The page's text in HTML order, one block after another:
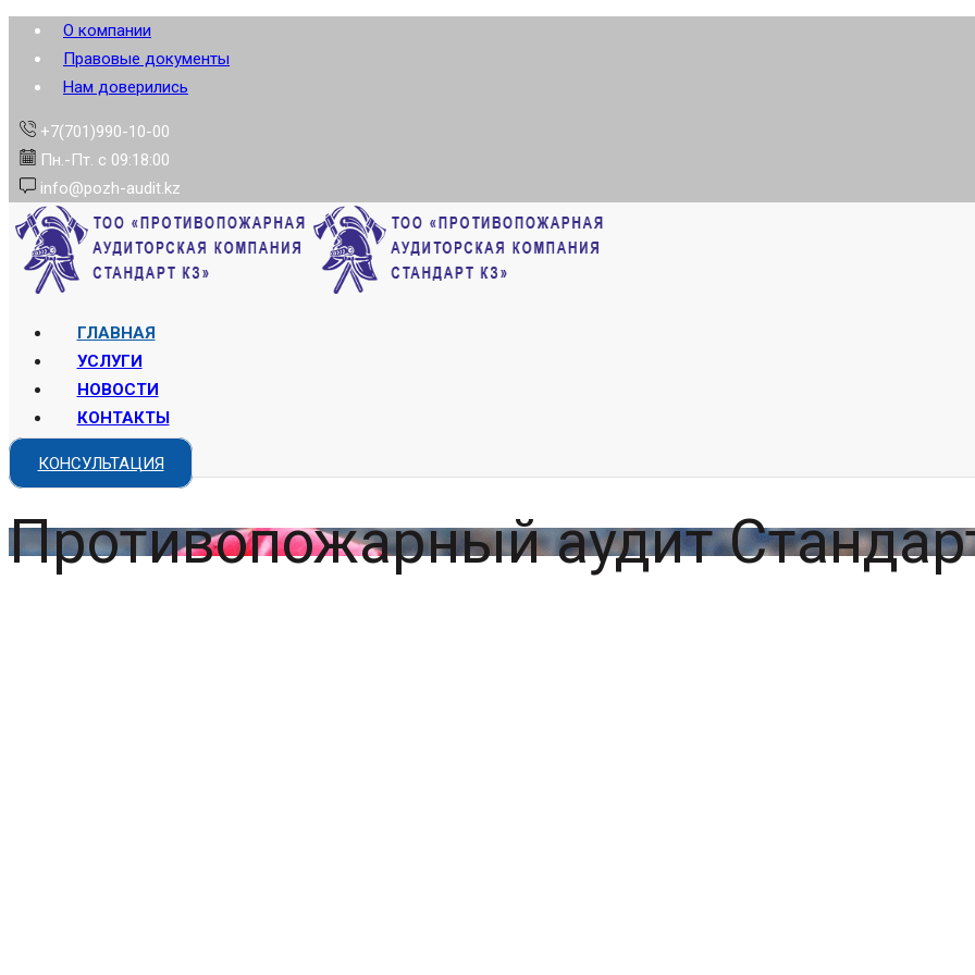
О компании
Правовые документы
Нам доверились
+7(701)990-10-00
Пн.-Пт. с 09:18:00
info@pozh-audit.kz
ГЛАВНАЯ
УСЛУГИ
НОВОСТИ
КОНТАКТЫ
КОНСУЛЬТАЦИЯ
Противопожарный аудит